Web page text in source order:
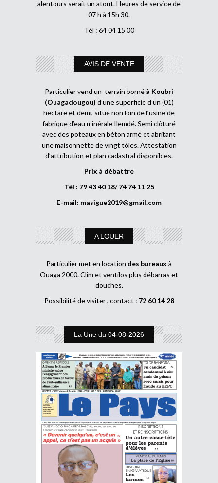
alentours serait un atout. Heures de service de
07 h à 15h 30.
Tél : 64 04 15 00
AVIS DE VENTE
Particulier vend un terrain borné à Koubri
(Ouagadougou) d’une superficie d’un (01)
hectare et demi, situé non loin de l’usine de
fabrique d’eau minérale Ilemdé. Semi clôturé
avec des poteaux en béton armé et abritant
une maisonnette de vingt tôles. Attestation
d’attribution et plan cadastral disponibles.
Prix à débattre
Tél : 79 43 40 18/ 74 74 11 25
E-mail: masigue2019@gmail.com
A LOUER
Particulier met en location des bureaux à
Ouaga 2000. Clim et ventilos plus débarras et
douches.
Possibilité de visiter , contact : 72 60 14 28
La Une du 04-08-2026